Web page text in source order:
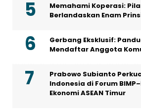
Memahami Koperasi:
Berlandaskan Enam
Gerbang Eksklusif:
Mendaftar Anggota
Prabowo Subianto
Indonesia di Forum
Ekonomi ASEAN Timur